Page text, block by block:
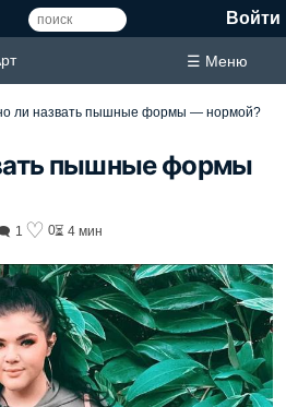
Войти
☰ Меню
ли назвать пышные формы — нормой?
пышные формы
1 ♡ 0⏳ 4 мин